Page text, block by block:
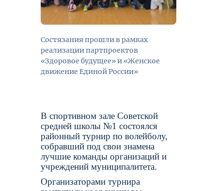
Состязания прошли в рамках
реализации партпроектов
«Здоровое будущее» и «Женское
движение Единой России»
В спортивном зале Советской
средней школы №1 состоялся
районный турнир по волейболу,
собравший под свои знамена
лучшие команды организаций и
учреждений муниципалитета.
Организаторами турнира